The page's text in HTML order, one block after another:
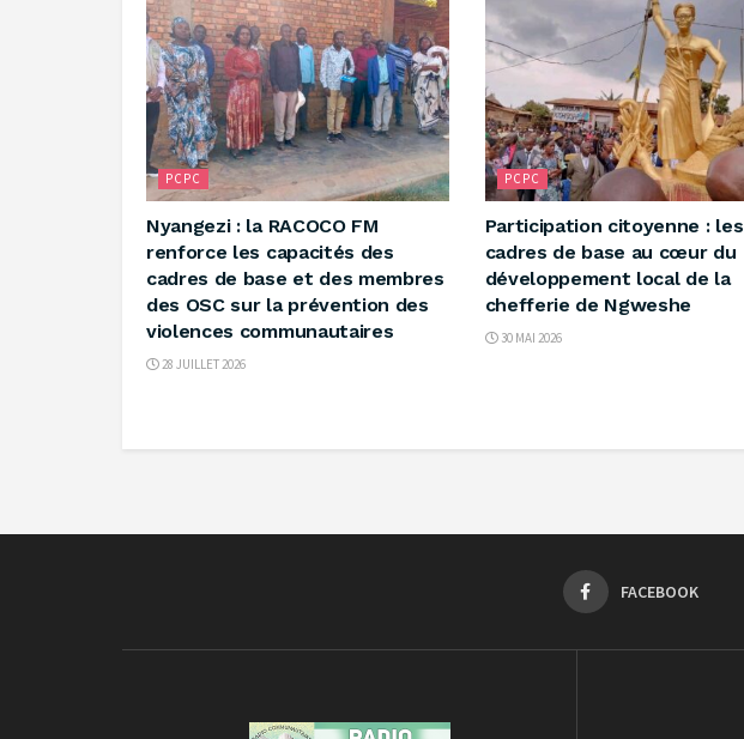
PCPC
‎Nyangezi : la RACOCO FM
renforce les capacités des
cadres de base et des membres
des OSC sur la prévention des
violences communautaires ‎
28 JUILLET 2026
PCPC
Participation citoyenne : les
cadres de base au cœur du
développement local de la
chefferie de Ngweshe ‎
30 MAI 2026
FACEBOOK